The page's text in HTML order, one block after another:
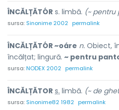
ÎNCĂLȚĂTÓR s. limbă. (~ pentru
sursa: Sinonime 2002 permalink
ÎNCĂLȚĂTÓR ~oáre n. Obiect,
încălțat; lingură. ~ pentru
sursa:NODEX 2002 permalink
ÎNCĂLȚĂTOR s. limbă. (~ de
sursa: Sinonime82 1982 permalink